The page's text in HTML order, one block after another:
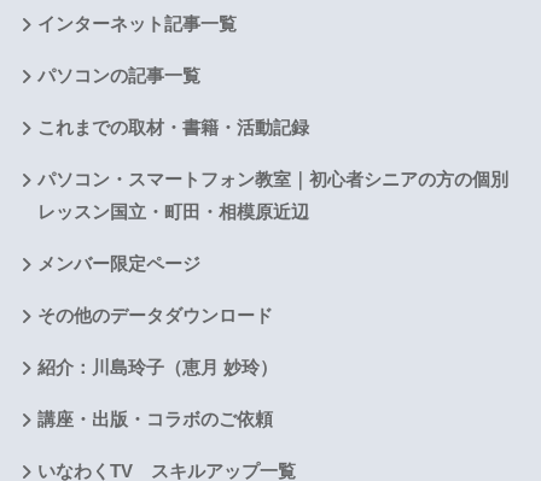
インターネット記事一覧
パソコンの記事一覧
これまでの取材・書籍・活動記録
パソコン・スマートフォン教室｜初心者シニアの方の個別
レッスン国立・町田・相模原近辺
メンバー限定ページ
その他のデータダウンロード
紹介：川島玲子（恵月 妙玲）
講座・出版・コラボのご依頼
いなわくTV スキルアップ一覧